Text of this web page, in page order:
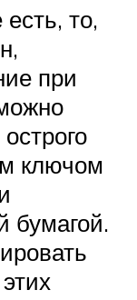
то,
при
ключом
бумагой.